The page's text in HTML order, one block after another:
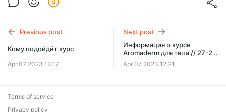
Previous post
Кому подойдёт курс
Apr 07 2023 12:17
Next post
Информация о курсе
Aromaderm для тела // 27-28
апреля
Apr 07 2023 12:21
Terms of service
Privacy policy